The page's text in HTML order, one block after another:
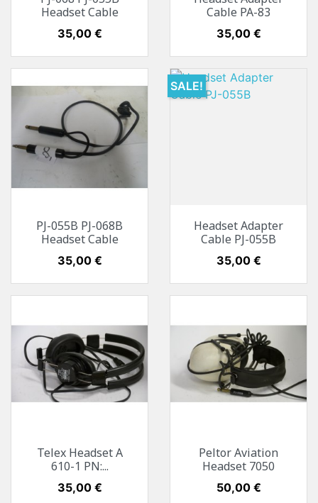
Headset Cable
Preis
35,00 €
Cable PA-83
Preis
35,00 €
PJ-055B PJ-068B
Headset Cable
Preis
35,00 €
Headset Adapter
Cable PJ-055B
Preis
35,00 €
SALE!
Telex Headset A
610-1 PN:...
Preis
35,00 €
Peltor Aviation
Headset 7050
Preis
50,00 €